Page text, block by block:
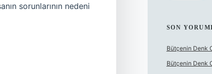
sorunlarının nedeni
SON
Bütçenin Denk
Bütçenin Denk